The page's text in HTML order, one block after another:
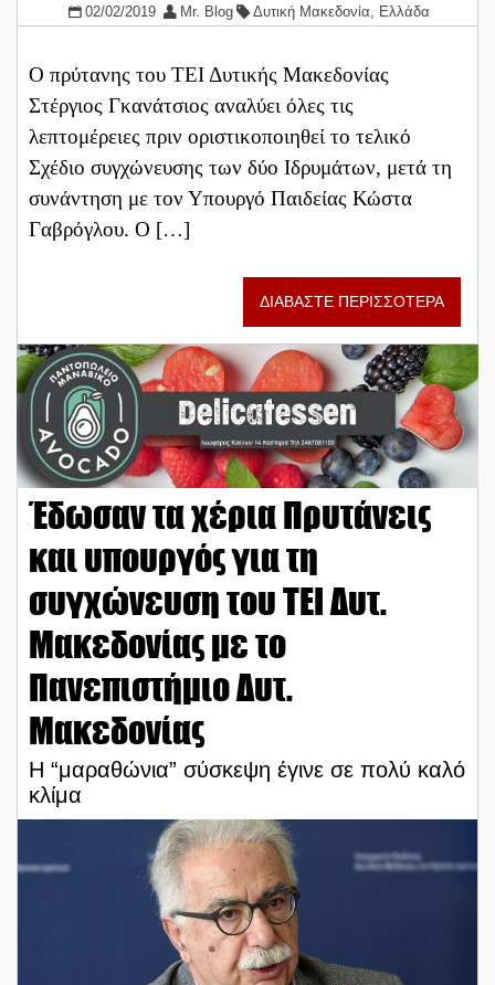
02/02/2019 Mr. Blog Δυτική Μακεδονία, Ελλάδα
Ο πρύτανης του ΤΕΙ Δυτικής Μακεδονίας
Στέργιος Γκανάτσιος αναλύει όλες τις
λεπτομέρειες πριν οριστικοποιηθεί το τελικό
Σχέδιο συγχώνευσης των δύο Ιδρυμάτων, μετά τη
συνάντηση με τον Υπουργό Παιδείας Κώστα
Γαβρόγλου. Ο […]
ΔΙΑΒΑΣΤΕ ΠΕΡΙΣΣΟΤΕΡΑ
Έδωσαν τα χέρια Πρυτάνεις
και υπουργός για τη
συγχώνευση του ΤΕΙ Δυτ.
Μακεδονίας με το
Πανεπιστήμιο Δυτ.
Μακεδονίας
Η “μαραθώνια” σύσκεψη έγινε σε πολύ καλό
κλίμα